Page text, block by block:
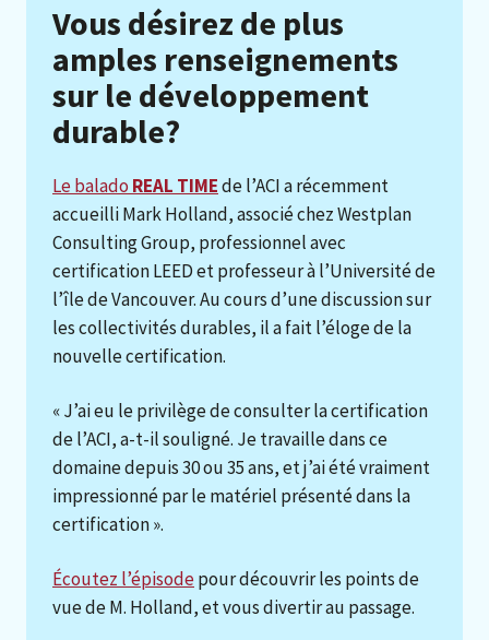
Vous désirez de plus
amples renseignements
sur le développement
durable?
Le balado REAL TIMEde l’ACI a récemment
accueilli Mark Holland, associé chez Westplan
Consulting Group, professionnel avec
certification LEED et professeur à l’Université de
l’île de Vancouver. Au cours d’une discussion sur
les collectivités durables, il a fait l’éloge de la
nouvelle certification.
« J’ai eu le privilège de consulter la certification
de l’ACI, a-t-il souligné. Je travaille dans ce
domaine depuis 30 ou 35 ans, et j’ai été vraiment
impressionné par le matériel présenté dans la
certification ».
Écoutez l’épisodepour découvrir les points de
vue de M. Holland, et vous divertir au passage.